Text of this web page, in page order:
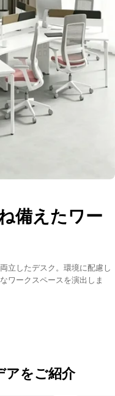
備えたワー
立したデスク。環境に配慮し
ワークスペースを演出しま
アをご紹介